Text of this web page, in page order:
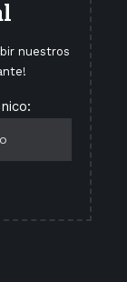
nuestros